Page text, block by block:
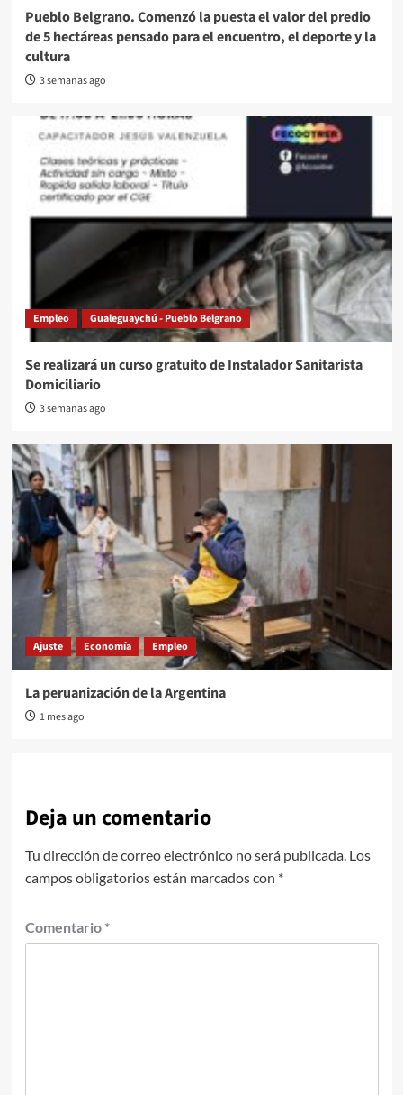
Pueblo Belgrano. Comenzó la puesta el valor del predio
de 5 hectáreas pensado para el encuentro, el deporte y la
cultura
3 semanas ago
Empleo Gualeguaychú - Pueblo Belgrano
Se realizará un curso gratuito de Instalador Sanitarista
Domiciliario
3 semanas ago
Ajuste Economía Empleo
La peruanización de la Argentina
1 mes ago
Deja un comentario
Tu dirección de correo electrónico no será publicada. Los
campos obligatorios están marcados con *
Comentario *